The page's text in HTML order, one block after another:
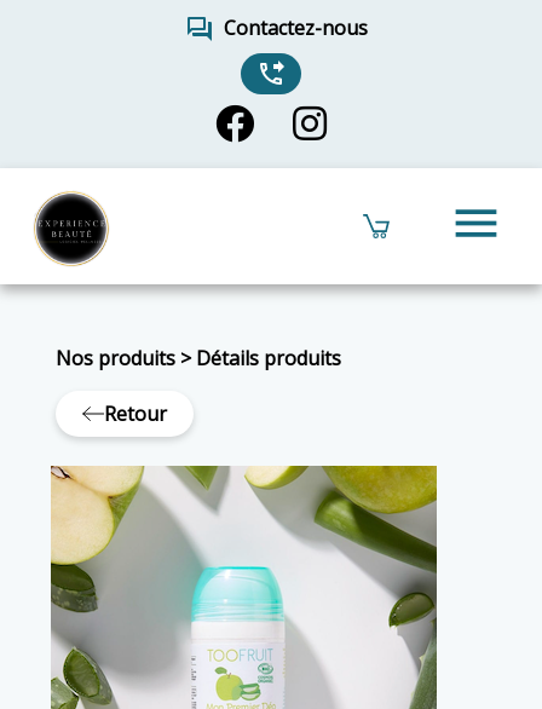
forum Contactez-nous
phone_forwarded
menu
Nos produits>Détails produits
Retour